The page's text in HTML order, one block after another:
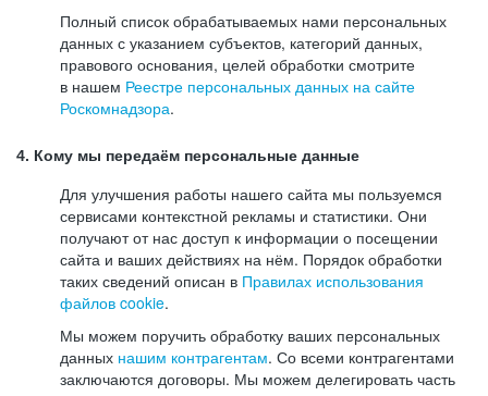
Полный список обрабатываемых нами персональных
данных с указанием субъектов, категорий данных,
правового основания, целей обработки смотрите
в нашем Реестре персональных данных на сайте
Роскомнадзора.
4. Кому мы передаём персональные данные
Для улучшения работы нашего сайта мы пользуемся
сервисами контекстной рекламы и статистики. Они
получают от нас доступ к информации о посещении
сайта и ваших действиях на нём. Порядок обработки
таких сведений описан в Правилах использования
файлов cookie.
Мы можем поручить обработку ваших персональных
данных нашим контрагентам. Со всеми контрагентами
заключаются договоры. Мы можем делегировать часть